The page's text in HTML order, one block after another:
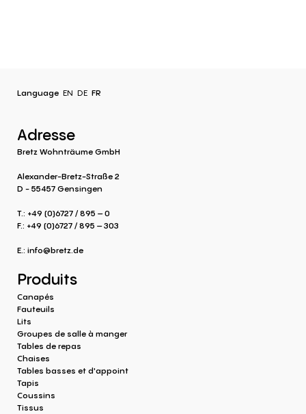
Language EN DE FR
Adresse
Bretz Wohnträume GmbH
Alexander-Bretz-Straße 2
D - 55457 Gensingen
T.: +49 (0)6727 / 895 – 0
F.: +49 (0)6727 / 895 – 303
E.: info@bretz.de
Produits
Canapés
Fauteuils
Lits
Groupes de salle à manger
Tables de repas
Chaises
Tables basses et d'appoint
Tapis
Coussins
Tissus